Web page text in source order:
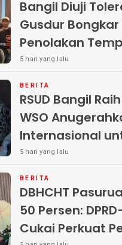
Bangil Diuji
Gusdur
Penolakan
5 hari yang lalu
BERITA
RSUD Bangil
WSO
Internasional
5 hari yang lalu
BERITA
DBHCHT
50 Persen:
Cukai Perkuat